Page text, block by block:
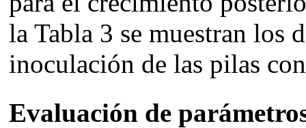
la Tabla 3 se muestran los
inoculación de las pilas
Evaluación de